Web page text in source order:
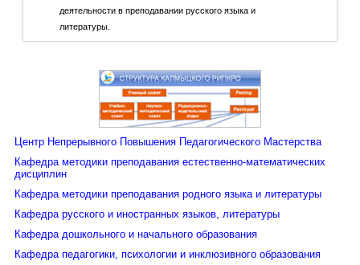
деятельности в преподавании русского языка и
литературы.
Центр Непрерывного Повышения Педагогического Мастерства
Кафедра методики преподавания естественно-математических
дисциплин
Кафедра методики преподавания родного языка и литературы
Кафедра русского и иностранных языков, литературы
Кафедра дошкольного и начального образования
Кафедра педагогики, психологии и инклюзивного образования